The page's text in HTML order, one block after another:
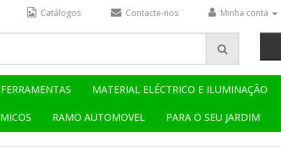
Catálogos Contacte-nos Minha conta
FERRAMENTAS MATERIAL ELÉCTRICO E ILUMINAÇÃO
RAMO AUTOMOVEL PARA O SEU JARDIM